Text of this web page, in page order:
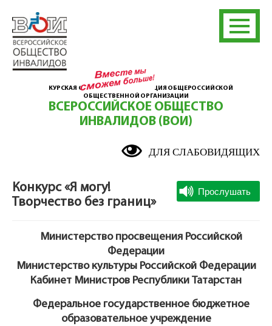
КУРСКАЯ ОБЛАСТНАЯ ОРГАНИЗАЦИЯ ОБЩЕРОССИЙСКОЙ
ОБЩЕСТВЕННОЙ ОРГАНИЗАЦИИ
ВСЕРОССИЙСКОЕ ОБЩЕСТВО
ИНВАЛИДОВ (ВОИ)
ДЛЯ СЛАБОВИДЯЩИХ
Конкурс «Я могу!
Творчество без границ»
Министерство просвещения Российской
Федерации
Министерство культуры Российской Федерации
Кабинет Министров Республики Татарстан
Федеральное государственное бюджетное
образовательное учреждение